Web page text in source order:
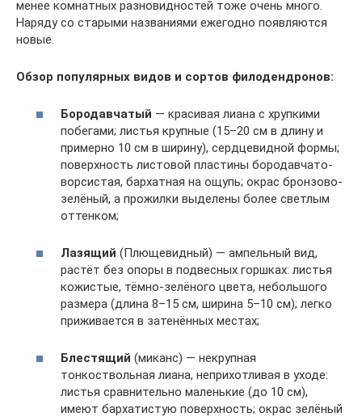
менее комнатных разновидностей тоже очень много.
Наряду со старыми названиями ежегодно появляются
новые.
Обзор популярных видов и сортов филодендронов:
Бородавчатый — красивая лиана с хрупкими
побегами; листья крупные (15–20 см в длину и
примерно 10 см в ширину), сердцевидной формы;
поверхность листовой пластины бородавчато-
ворсистая, бархатная на ощупь; окрас бронзово-
зелёный, а прожилки выделены более светлым
оттенком;
Лазящий (Плющевидный) — ампельный вид,
растёт без опоры в подвесных горшках: листья
кожистые, тёмно-зелёного цвета, небольшого
размера (длина 8–15 см, ширина 5–10 см); легко
приживается в затенённых местах;
Блестящий (миканс) — некрупная
тонкоствольная лиана, неприхотливая в уходе:
листья сравнительно маленькие (до 10 см),
имеют бархатистую поверхность; окрас зелёный